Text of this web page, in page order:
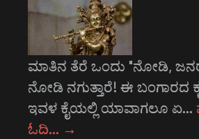
ಮಾತಿನ ತೆರೆ ಒಂದು "ನೋಡಿ,
ನೋಡಿ ನಗುತ್ತಾರೆ! ಈ ಬಂಗಾರದ
ಇವಳ ಕೈಯಲ್ಲಿ ಯಾವಾಗಲೂ ಏ…
ಓದಿ… →